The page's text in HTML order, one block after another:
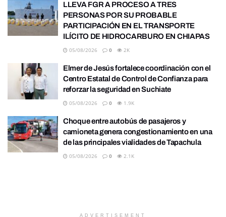
LLEVA FGR A PROCESO A TRES
PERSONAS POR SU PROBABLE
PARTICIPACIÓN EN EL TRANSPORTE
ILÍCITO DE HIDROCARBURO EN CHIAPAS
05/08/2026 0 2K
Elmer de Jesús fortalece coordinación con el
Centro Estatal de Control de Confianza para
reforzar la seguridad en Suchiate
05/08/2026 0 1.9K
Choque entre autobús de pasajeros y
camioneta genera congestionamiento en una
de las principales vialidades de Tapachula
05/08/2026 0 2.1K
ADVERTISEMENT